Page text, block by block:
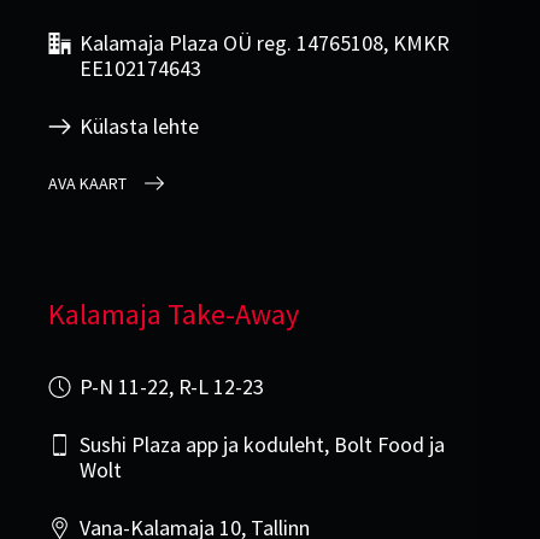
Kalamaja Plaza OÜ reg. 14765108, KMKR
EE102174643
Külasta lehte
AVA KAART
Kalamaja Take-Away
P-N 11-22, R-L 12-23
Sushi Plaza app ja koduleht, Bolt Food ja
Wolt
Vana-Kalamaja 10, Tallinn